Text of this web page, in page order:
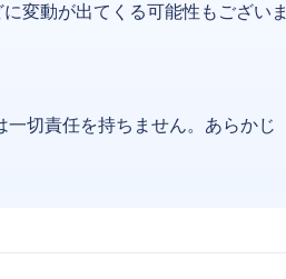
変動が出てくる可能性もございま
切責任を持ちません。あらかじ